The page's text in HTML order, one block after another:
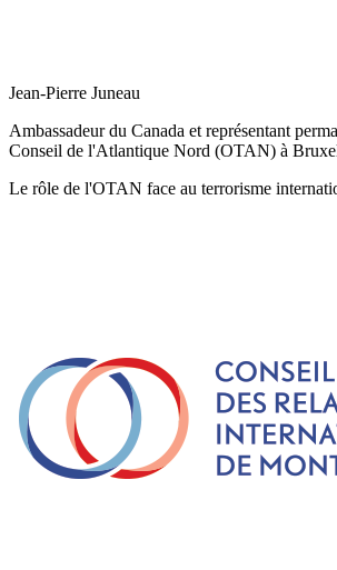
Jean-Pierre Juneau
Ambassadeur du Canada et représentant
Conseil de l'Atlantique Nord (OTAN) à
Le rôle de l'OTAN face au terrorisme